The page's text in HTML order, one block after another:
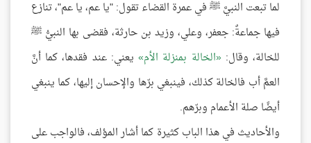
لما تبعت النبيَّ ﷺ في عمرة القضاء تقول: "يا عم، يا عم"، تنازع
فيها جماعةٌ: جعفر، وعلي، وزيد بن حارثة، فقضى بها النبيُّ ﷺ
للخالة، وقال: الخالة بمنزلة الأم يعني: عند فقدها، كما أنَّ
العمَّ أب فالخالة كذلك، فينبغي برّها والإحسان إليها، كما ينبغي
أيضًا صلة الأعمام وبرّهم.
والأحاديث في هذا الباب كثيرة كما أشار المؤلف، فالواجب على